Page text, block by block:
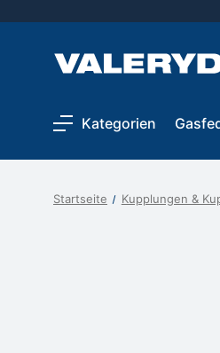
Kategorien
Startseite Kupplungen &